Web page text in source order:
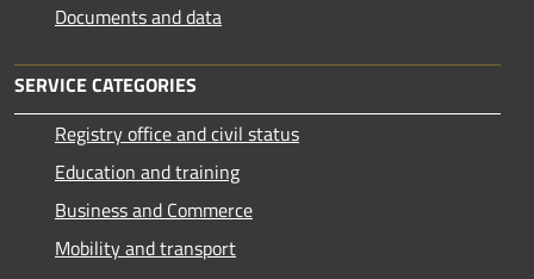
Documents and data
SERVICE CATEGORIES
Registry office and civil status
Education and training
Business and Commerce
Mobility and transport